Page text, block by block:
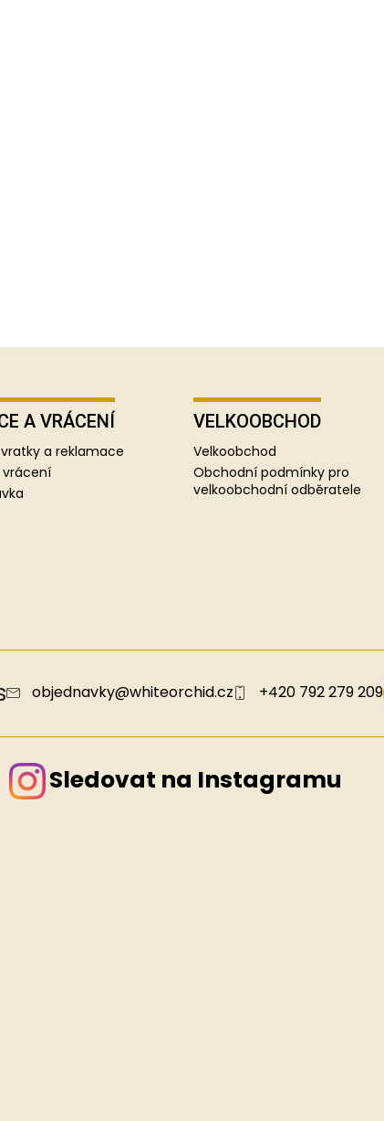
A VRÁCENÍ
a reklamace
vrácení
VELKOOBCHOD
Velkoobchod
Obchodní podmínky pro
velkoobchodní odběratele
objednavky@whiteorchid.cz +420 792 279 209
Sledovat na Instagramu